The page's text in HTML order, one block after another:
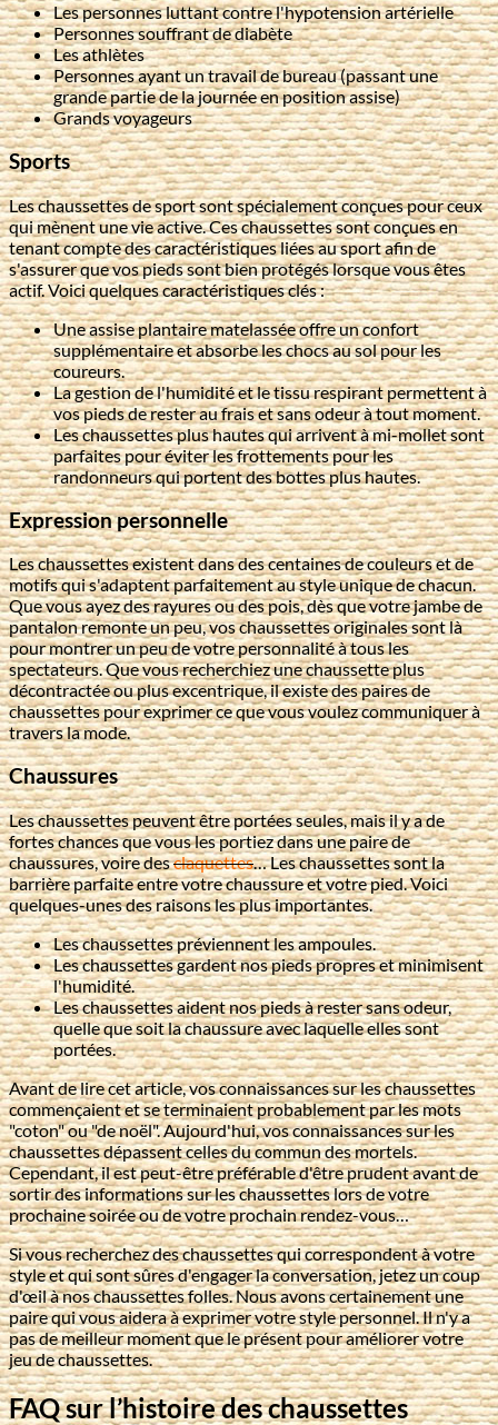
Les personnes luttant contre l'hypotension artérielle
Personnes souffrant de diabète
Les athlètes
Personnes ayant un travail de bureau (passant une
grande partie de la journée en position assise)
Grands voyageurs
Sports
Les chaussettes de sport sont spécialement conçues pour ceux
qui mènent une vie active. Ces chaussettes sont conçues en
tenant compte des caractéristiques liées au sport afin de
s'assurer que vos pieds sont bien protégés lorsque vous êtes
actif. Voici quelques caractéristiques clés :
Une assise plantaire matelassée offre un confort
supplémentaire et absorbe les chocs au sol pour les
coureurs.
La gestion de l'humidité et le tissu respirant permettent à
vos pieds de rester au frais et sans odeur à tout moment.
Les chaussettes plus hautes qui arrivent à mi-mollet sont
parfaites pour éviter les frottements pour les
randonneurs qui portent des bottes plus hautes.
Expression personnelle
Les chaussettes existent dans des centaines de couleurs et de
motifs qui s'adaptent parfaitement au style unique de chacun.
Que vous ayez des rayures ou des pois, dès que votre jambe de
pantalon remonte un peu, vos chaussettes originales sont là
pour montrer un peu de votre personnalité à tous les
spectateurs. Que vous recherchiez une chaussette plus
décontractée ou plus excentrique, il existe des paires de
chaussettes pour exprimer ce que vous voulez communiquer à
travers la mode.
Chaussures
Les chaussettes peuvent être portées seules, mais il y a de
fortes chances que vous les portiez dans une paire de
chaussures, voire desclaquettes… Les chaussettes sont la
barrière parfaite entre votre chaussure et votre pied. Voici
quelques-unes des raisons les plus importantes.
Les chaussettes préviennent les ampoules.
Les chaussettes gardent nos pieds propres et minimisent
l'humidité.
Les chaussettes aident nos pieds à rester sans odeur,
quelle que soit la chaussure avec laquelle elles sont
portées.
Avant de lire cet article, vos connaissances sur les chaussettes
commençaient et se terminaient probablement par les mots
"coton" ou "de noël". Aujourd'hui, vos connaissances sur les
chaussettes dépassent celles du commun des mortels.
Cependant, il est peut-être préférable d'être prudent avant de
sortir des informations sur les chaussettes lors de votre
prochaine soirée ou de votre prochain rendez-vous…
Si vous recherchez des chaussettes qui correspondent à votre
style et qui sont sûres d'engager la conversation, jetez un coup
d'œil à nos chaussettes folles. Nous avons certainement une
paire qui vous aidera à exprimer votre style personnel. Il n'y a
pas de meilleur moment que le présent pour améliorer votre
jeu de chaussettes.
FAQ sur l’histoire des chaussettes